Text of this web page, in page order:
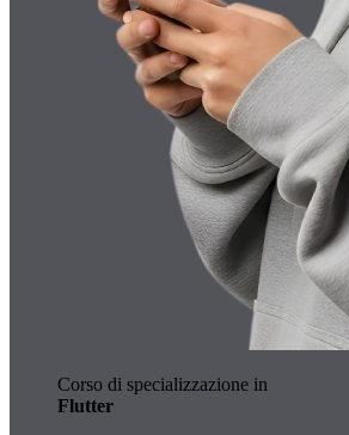
Corso di specializzazione in
Flutter